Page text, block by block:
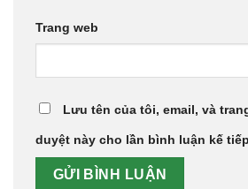
Trang web
Lưu tên của tôi, email, và
duyệt này cho lần bình luận kế